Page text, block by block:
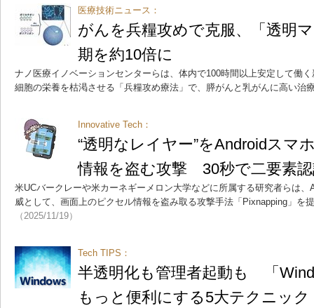
医療技術ニュース：
がんを兵糧攻めで克服、「透明
期を約10倍に
ナノ医療イノベーションセンターらは、体内で100時間以上安定して働
細胞の栄養を枯渇させる「兵糧攻め療法」で、膵がんと乳がんに高い治
Innovative Tech：
“透明なレイヤー”をAndroidスマ
情報を盗む攻撃 30秒で二要素
米UCバークレーや米カーネギーメロン大学などに所属する研究者らは
威として、画面上のピクセル情報を盗み取る攻撃手法「Pixnapping」を
（2025/11/19）
Tech TIPS：
半透明化も管理者起動も 「
もっと便利にする5大テクニック